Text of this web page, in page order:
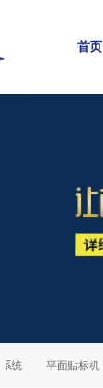
首页
平面贴标机